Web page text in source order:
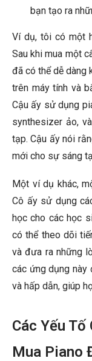
bạn tạo ra
Ví dụ, tôi có một
Sau khi mua một
đã có thể dễ dàng
trên máy tính và
Cậu ấy sử dụng
synthesizer ảo,
tạp. Cậu ấy nói
mới cho sự sáng
Một ví dụ khác,
Cô ấy sử dụng
học cho các học
có thể theo dõi
và đưa ra những
các ứng dụng này
và hấp dẫn, giúp
Các Yếu Tố
Mua Piano